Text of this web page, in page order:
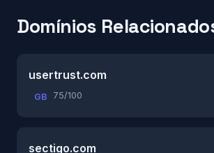
Domínios
usertrust.com
GB 75/100
sectigo.com